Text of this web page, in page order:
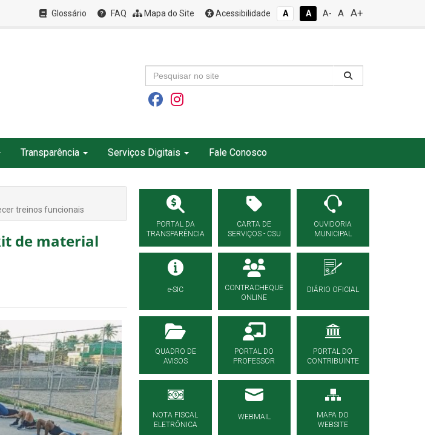
Glossário FAQ Mapa do Site Acessibilidade A A A- A A+
Transparência Serviços Digitais Fale Conosco
treinos funcionais
de material
PORTAL DA
TRANSPARÊNCIA
CARTA DE
SERVIÇOS - CSU
OUVIDORIA
MUNICIPAL
e-SIC
CONTRACHEQUE
ONLINE
DIÁRIO OFICIAL
QUADRO DE
AVISOS
PORTAL DO
PROFESSOR
PORTAL DO
CONTRIBUINTE
NOTA FISCAL
ELETRÔNICA
WEBMAIL
MAPA DO
WEBSITE